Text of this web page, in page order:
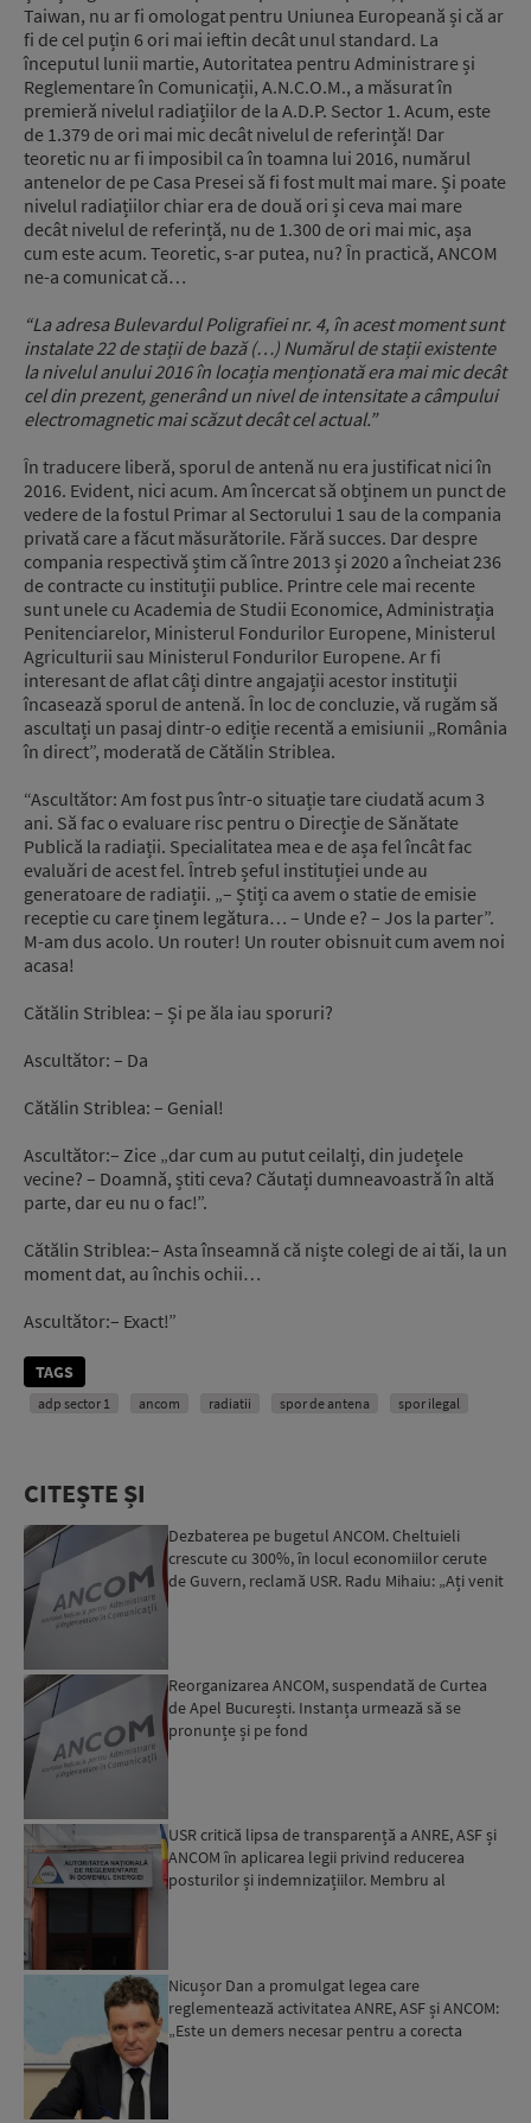
Taiwan, nu ar fi omologat pentru Uniunea Europeană și că ar
fi de cel puțin 6 ori mai ieftin decât unul standard. La
începutul lunii martie, Autoritatea pentru Administrare și
Reglementare în Comunicații, A.N.C.O.M., a măsurat în
premieră nivelul radiațiilor de la A.D.P. Sector 1. Acum, este
de 1.379 de ori mai mic decât nivelul de referință! Dar
teoretic nu ar fi imposibil ca în toamna lui 2016, numărul
antenelor de pe Casa Presei să fi fost mult mai mare. Și poate
nivelul radiațiilor chiar era de două ori și ceva mai mare
decât nivelul de referință, nu de 1.300 de ori mai mic, așa
cum este acum. Teoretic, s-ar putea, nu? În practică, ANCOM
ne-a comunicat că…
“La adresa Bulevardul Poligrafiei nr. 4, în acest moment sunt
instalate 22 de stații de bază (…) Numărul de stații existente
la nivelul anului 2016 în locația menționată era mai mic decât
cel din prezent, generând un nivel de intensitate a câmpului
electromagnetic mai scăzut decât cel actual.”
În traducere liberă, sporul de antenă nu era justificat nici în
2016. Evident, nici acum. Am încercat să obținem un punct de
vedere de la fostul Primar al Sectorului 1 sau de la compania
privată care a făcut măsurătorile. Fără succes. Dar despre
compania respectivă știm că între 2013 și 2020 a încheiat 236
de contracte cu instituții publice. Printre cele mai recente
sunt unele cu Academia de Studii Economice, Administrația
Penitenciarelor, Ministerul Fondurilor Europene, Ministerul
Agriculturii sau Ministerul Fondurilor Europene. Ar fi
interesant de aflat câți dintre angajații acestor instituții
încasează sporul de antenă. În loc de concluzie, vă rugăm să
ascultați un pasaj dintr-o ediție recentă a emisiunii „România
în direct”, moderată de Cătălin Striblea.
“Ascultător: Am fost pus într-o situație tare ciudată acum 3
ani. Să fac o evaluare risc pentru o Direcție de Sănătate
Publică la radiații. Specialitatea mea e de așa fel încât fac
evaluări de acest fel. Întreb șeful instituției unde au
generatoare de radiații. „– Știți ca avem o statie de emisie
receptie cu care ținem legătura… – Unde e? – Jos la parter”.
M-am dus acolo. Un router! Un router obisnuit cum avem noi
acasa!
Cătălin Striblea: – Și pe ăla iau sporuri?
Ascultător: – Da
Cătălin Striblea: – Genial!
Ascultător:– Zice „dar cum au putut ceilalți, din județele
vecine? – Doamnă, știti ceva? Căutați dumneavoastră în altă
parte, dar eu nu o fac!”.
Cătălin Striblea:– Asta înseamnă că niște colegi de ai tăi, la un
moment dat, au închis ochii…
Ascultător:– Exact!”
TAGS
adp sector 1 ancom radiatii spor de antena spor ilegal
CITEȘTE ȘI
Dezbaterea pe bugetul ANCOM. Cheltuieli
crescute cu 300%, în locul economiilor cerute
de Guvern, reclamă USR. Radu Mihaiu: „Ați venit
Reorganizarea ANCOM, suspendată de Curtea
de Apel București. Instanța urmează să se
pronunțe și pe fond
USR critică lipsa de transparență a ANRE, ASF și
ANCOM în aplicarea legii privind reducerea
posturilor și indemnizațiilor. Membru al
Nicușor Dan a promulgat legea care
reglementează activitatea ANRE, ASF și ANCOM:
„Este un demers necesar pentru a corecta